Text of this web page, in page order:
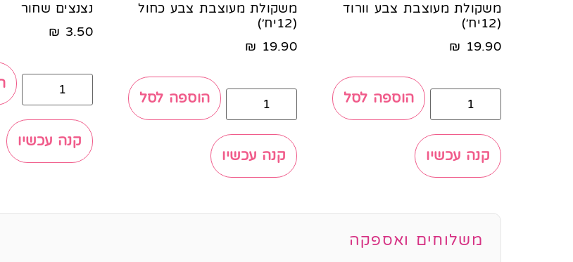
משקולת מעוצבת צבע וורוד
(12יח׳)
19.90
₪
הוספה לסל
קנה עכשיו
משקולת מעוצבת צבע כחול
(12יח׳)
19.90
₪
הוספה לסל
קנה עכשיו
נצנצים שחור
3.50
₪
קנה עכשיו
משלוחים ואספקה